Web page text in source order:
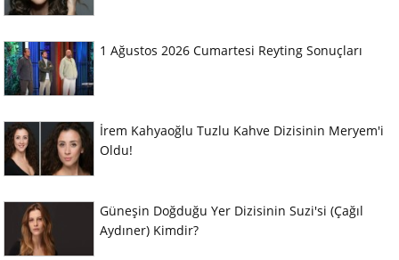
1 Ağustos 2026 Cumartesi Reyting Sonuçları
İrem Kahyaoğlu Tuzlu Kahve Dizisinin Meryem'i
Oldu!
Güneşin Doğduğu Yer Dizisinin Suzi'si (Çağıl
Aydıner) Kimdir?